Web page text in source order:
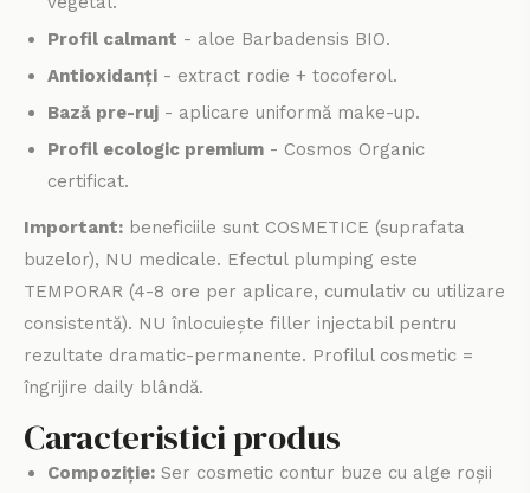
Profil calmant - aloe Barbadensis BIO.
Antioxidanți - extract rodie + tocoferol.
Bază pre-ruj - aplicare uniformă make-up.
Profil ecologic premium - Cosmos Organic
certificat.
Important: beneficiile sunt COSMETICE (suprafata
buzelor), NU medicale. Efectul plumping este
TEMPORAR (4-8 ore per aplicare, cumulativ cu utilizare
consistentă). NU înlocuiește filler injectabil pentru
rezultate dramatic-permanente. Profilul cosmetic =
îngrijire daily blândă.
Caracteristici produs
Compoziție: Ser cosmetic contur buze cu alge roșii